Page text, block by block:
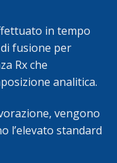
in tempo
fusione per
Rx che
analitica.
vengono
l’elevato standard